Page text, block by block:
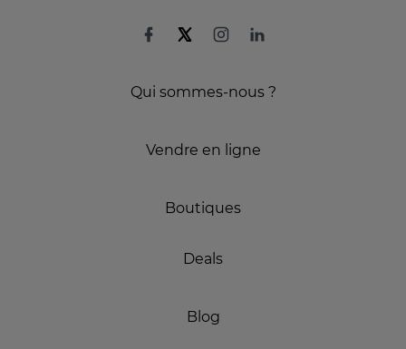
Qui sommes-nous ?
Vendre en ligne
Boutiques
Deals
Blog